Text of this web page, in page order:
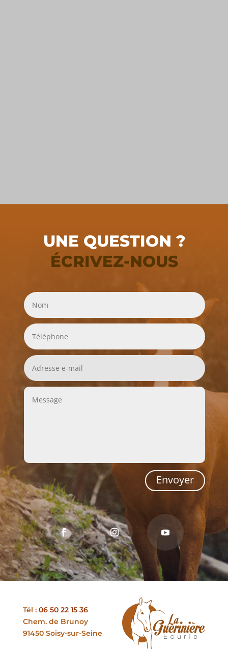
UNE QUESTION ?
ÉCRIVEZ-NOUS
Envoyer
Tél : 06 50 22 15 36
Chem. de Brunoy
91450 Soisy-sur-Seine